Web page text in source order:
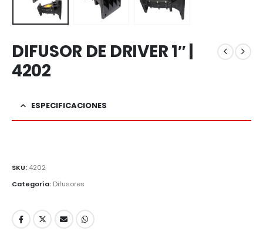
DIFUSOR DE DRIVER 1″ |
4202
ESPECIFICACIONES
SKU: 4202
Categoría: Difusores